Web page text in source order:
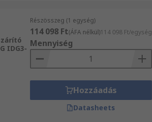
IDG3-
Részösszeg (1 egység)
114 098 Ft(ÁFA nélkül)114 098 Ft/egység
Mennyiség
Hozzáadás
Datasheets